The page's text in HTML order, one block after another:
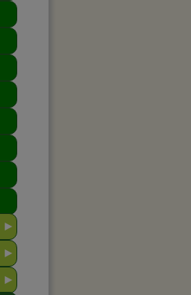
►
►
►